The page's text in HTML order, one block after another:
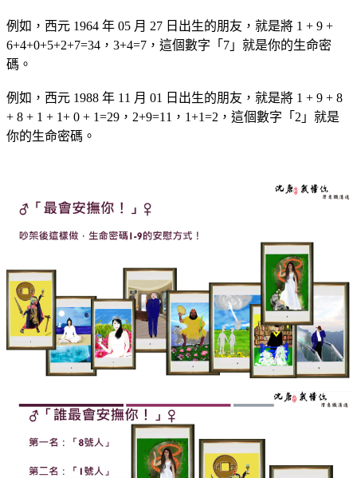
例如，西元 1964 年 05 月 27 日出生的朋友，就是將 1 + 9 +
6+4+0+5+2+7=34，3+4=7，這個數字「7」就是你的生命密
碼。
例如，西元 1988 年 11 月 01 日出生的朋友，就是將 1 + 9 + 8
+ 8 + 1 + 1+ 0 + 1=29，2+9=11，1+1=2，這個數字「2」就是
你的生命密碼。